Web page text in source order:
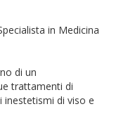
in Medicina
di un
trattamenti di
inestetismi di viso e